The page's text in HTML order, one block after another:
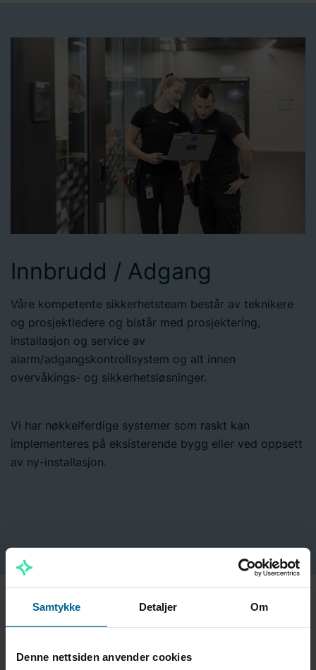
Samtykke Detaljer Om
Denne nettsiden anvender cookies
Innbrudd / Adgang
Våre kompetente sikkerhetsteam består av teknikere
og prosjektledere og bistår med prosjektering,
installasjon og service av
alarm/adgangskontrollsystem og alt innen
overvåkings- og sikkerhetsløsninger.
Vi har nøkkelferdige systemer som raskt kan
implementeres på eksisterende bygg eller ved oppsett
av ny-installasjon.